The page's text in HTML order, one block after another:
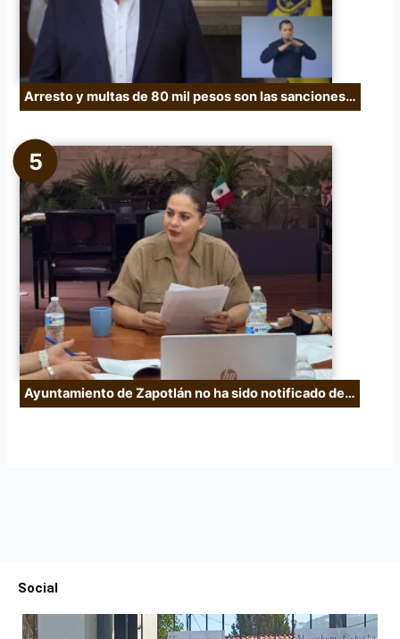
Arresto y multas de 80 mil pesos son las sanciones…
Ayuntamiento de Zapotlán no ha sido notificado de…
Social